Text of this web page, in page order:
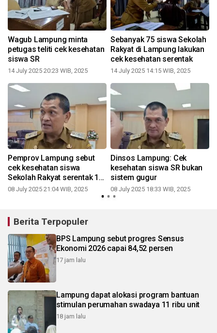
Wagub Lampung minta
petugas teliti cek kesehatan
siswa SR
14 July 2025 20:23 WIB, 2025
Sebanyak 75 siswa Sekolah
Rakyat di Lampung lakukan
cek kesehatan serentak
14 July 2025 14:15 WIB, 2025
Pemprov Lampung sebut
cek kesehatan siswa
Sekolah Rakyat serentak 14
Juli
08 July 2025 21:04 WIB, 2025
Dinsos Lampung: Cek
kesehatan siswa SR bukan
sistem gugur
08 July 2025 18:33 WIB, 2025
Berita Terpopuler
BPS Lampung sebut progres Sensus
Ekonomi 2026 capai 84,52 persen
17 jam lalu
Lampung dapat alokasi program bantuan
stimulan perumahan swadaya 11 ribu unit
18 jam lalu